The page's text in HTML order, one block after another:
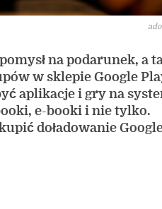
na podarunek, a
w sklepie Google
aplikacje i gry na
e-booki i nie tylko.
doładowanie